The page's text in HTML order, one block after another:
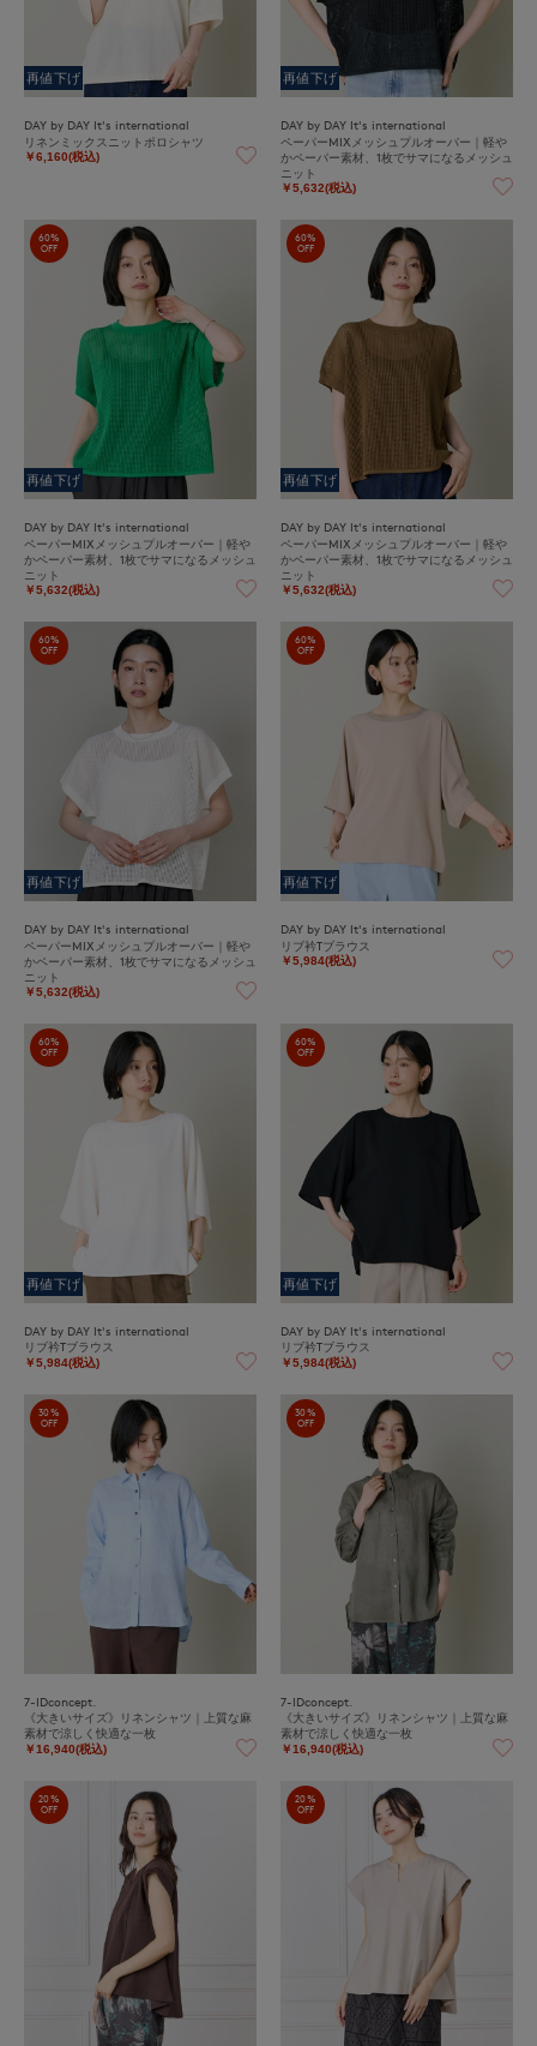
再値下げ
DAY by DAY It's international
リネンミックスニットポロシャツ
￥6,160(税込)
再値下げ
DAY by DAY It's international
ペーパーMIXメッシュプルオーバー｜軽や
かペーパー素材、1枚でサマになるメッシュ
ニット
￥5,632(税込)
60%
OFF
再値下げ
DAY by DAY It's international
ペーパーMIXメッシュプルオーバー｜軽や
かペーパー素材、1枚でサマになるメッシュ
ニット
￥5,632(税込)
60%
OFF
再値下げ
DAY by DAY It's international
ペーパーMIXメッシュプルオーバー｜軽や
かペーパー素材、1枚でサマになるメッシュ
ニット
￥5,632(税込)
60%
OFF
再値下げ
DAY by DAY It's international
ペーパーMIXメッシュプルオーバー｜軽や
かペーパー素材、1枚でサマになるメッシュ
ニット
￥5,632(税込)
60%
OFF
再値下げ
DAY by DAY It's international
リブ衿Tブラウス
￥5,984(税込)
60%
OFF
再値下げ
DAY by DAY It's international
リブ衿Tブラウス
￥5,984(税込)
60%
OFF
再値下げ
DAY by DAY It's international
リブ衿Tブラウス
￥5,984(税込)
30%
OFF
7-IDconcept.
《大きいサイズ》リネンシャツ｜上質な麻
素材で涼しく快適な一枚
￥16,940(税込)
30%
OFF
7-IDconcept.
《大きいサイズ》リネンシャツ｜上質な麻
素材で涼しく快適な一枚
￥16,940(税込)
20%
OFF
20%
OFF